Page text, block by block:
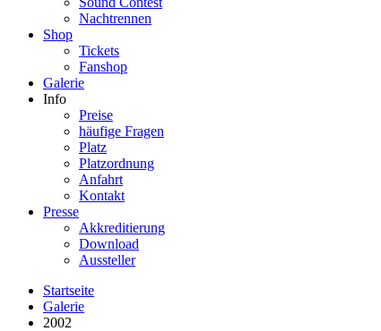
Nachtrennen
Shop
Tickets
Fanshop
Galerie
Info
Preise
häufige Fragen
Platz
Platzordnung
Anfahrt
Kontakt
Presse
Akkreditierung
Download
Aussteller
Startseite
Galerie
2002